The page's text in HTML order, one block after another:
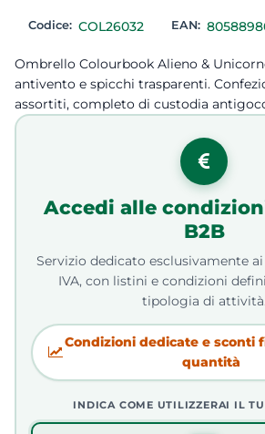
Codice: COL26032 EAN:
Ombrello Colourbook Alieno &
antivento e spicchi trasparenti.
assortiti, completo di custodia
Accedi alle
B2B
Servizio dedicato esclusivamente
IVA, con listini e condizioni
tipologia di attività.
Condizioni dedicate e sconti
quantità
INDICA COME UTILIZZERAI IL